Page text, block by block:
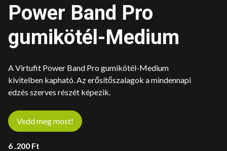
Power Band Pro
gumikötél-Medium
A Virtufit Power Band Pro gumikötél-Medium
kivitelben kapható. Az erősítőszalagok a mindennapi
edzés szerves részét képezik.
Vedd meg most!
6 .200 Ft